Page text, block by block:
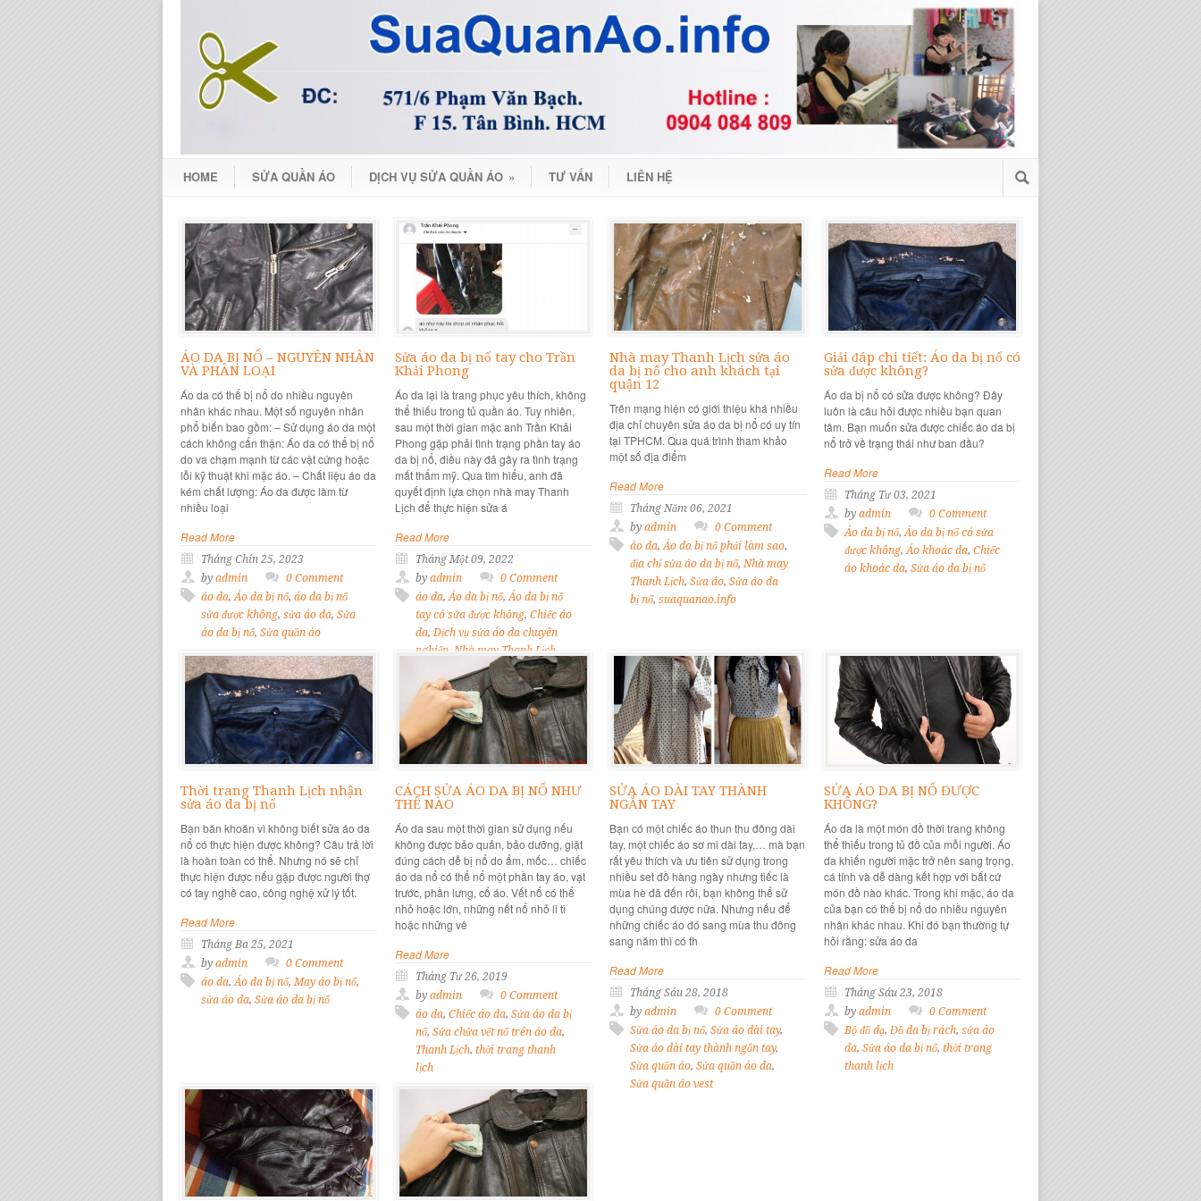
HOME SỬA QUẦN ÁO DỊCH VỤ SỬA QUẦN ÁO » TƯ VẤN LIÊN HỆ
ÁO DA BỊ NỔ – NGUYÊN NHÂN
VÀ PHÂN LOẠI
Áo da có thể bị nổ do nhiều nguyên
nhân khác nhau. Một số nguyên nhân
phổ biến bao gồm: – Sử dụng áo da một
cách không cẩn thận: Áo da có thể bị nổ
do va chạm mạnh từ các vật cứng hoặc
lỗi kỹ thuật khi mặc áo. – Chất liệu áo da
kém chất lượng: Áo da được làm từ
nhiều loại
Read More
Tháng Chín 25, 2023
by admin
0 Comment
áo da,Áo da bị nổ, áo da bị nổ
sửa được không, sửa áo da, Sửa
áo da bị nổ, Sửa quần áo
Sửa áo da bị nổ tay cho Trần
Khải Phong
Áo da lại là trang phục yêu thích, không
thể thiếu trong tủ quần áo. Tuy nhiên,
sau một thời gian mặc anh Trần Khải
Phong gặp phải tình trạng phần tay áo
da bị nổ, điều này đã gây ra tình trạng
mất thẩm mỹ. Qua tìm hiểu, anh đã
quyết định lựa chọn nhà may Thanh
Lịch để thực hiện sửa á
Read More
Tháng Một 09, 2022
by admin
0 Comment
áo da,Áo da bị nổ,Áo da bị nổ
tay có sửa được không, Chiếc áo
da,Dịch vụ sửa áo da chuyên
nghiệp Nhà may Thanh Lịch
Sửa áo da bị nổ,Sửa
áo da bị nổ tay,Sửa áo da bị nổ
tay cho Trần Khải Phong,tay áo
da bị nổ ,tủ quần áo, Vết nổ trên
áo da
Nhà may Thanh Lịch sửa áo
da bị nổ cho anh khách tại
quận 12
Trên mạng hiện có giới thiệu khá nhiều
địa chỉ chuyên sửa áo da bị nổ có uy tín
tại TPHCM. Qua quá trình tham khảo
một số địa điểm
Read More
Tháng Năm 06, 2021
by admin
0 Comment
áo da,Áo da bị nổ phải làm sao,
địa chỉ sửa áo da bị nổ,Nhà may
Thanh Lịch, Sửa áo, Sửa áo da
bị nổ, suaquanao.info
Giải đáp chi tiết: Áo da bị nổ có
sửa được không?
Áo da bị nổ có sửa được không? Đây
luôn là câu hỏi được nhiều bạn quan
tâm. Bạn muốn sửa được chiếc áo da bị
nổ trở về trạng thái như ban đầu?
Read More
Tháng Tư 03, 2021
by admin
0 Comment
Áo da bị nổ,Áo da bị nổ có sửa
được không,Áo khoác da, Chiếc
áo khoác da, Sửa áo da bị nổ
Thời trang Thanh Lịch nhận
sửa áo da bị nổ
Bạn băn khoăn vì không biết sửa áo da
nổ có thực hiện được không? Câu trả lời
là hoàn toàn có thể. Nhưng nó sẽ chỉ
thực hiện được nếu gặp được người thợ
có tay nghề cao, công nghệ xử lý tốt.
Read More
Tháng Ba 25, 2021
by admin
0 Comment
áo da,Áo da bị nổ,May áo bị nổ,
sửa áo da, Sửa áo da bị nổ
CÁCH SỬA ÁO DA BỊ NỔ NHƯ
THẾ NÀO
Áo da sau một thời gian sử dụng nếu
không được bảo quản, bảo dưỡng, giặt
đúng cách dễ bị nổ do ẩm, mốc… chiếc
áo da nổ có thể nổ một phần tay áo, vạt
trước, phần lưng, cổ áo. Vết nổ có thể
nhỏ hoặc lớn, những nết nổ nhỏ li ti
hoặc những vê
Read More
Tháng Tư 26, 2019
by admin
0 Comment
áo da, Chiếc áo da, Sửa áo da bị
nổ, Sửa chữa vết nổ trên áo da,
Thanh Lịch, thời trang thanh
lịch
SỬA ÁO DÀI TAY THÀNH
NGẮN TAY
Bạn có một chiếc áo thun thu đông dài
tay, một chiếc áo sơ mi dài tay,… mà bạn
rất yêu thích và ưu tiên sử dụng trong
nhiều set đồ hàng ngày nhưng tiếc là
mùa hè đã đến rồi, bạn không thể sử
dụng chúng được nữa. Nhưng nếu để
những chiếc áo đó sang mùa thu đông
sang năm thì có th
Read More
Tháng Sáu 28, 2018
by admin
0 Comment
Sửa áo da bị nổ, Sửa áo dài tay,
Sửa áo dài tay thành ngắn tay,
Sửa quần áo, Sửa quần áo da,
Sửa quần áo vest
SỬA ÁO DA BỊ NỔ ĐƯỢC
KHÔNG?
Áo da là một món đồ thời trang không
thể thiếu trong tủ đồ của mỗi người. Áo
da khiến người mặc trở nên sang trọng,
cá tính và dễ dàng kết hợp với bất cứ
món đồ nào khác. Trong khi mặc, áo da
của bạn có thể bị nổ do nhiều nguyên
nhân khác nhau. Khi đó bạn thường tự
hỏi rằng: sửa áo da
Read More
Tháng Sáu 23, 2018
by admin
0 Comment
Bộ đồ dạ, Đồ da bị rách, sửa áo
da, Sửa áo da bị nổ, thời trang
thanh lịch